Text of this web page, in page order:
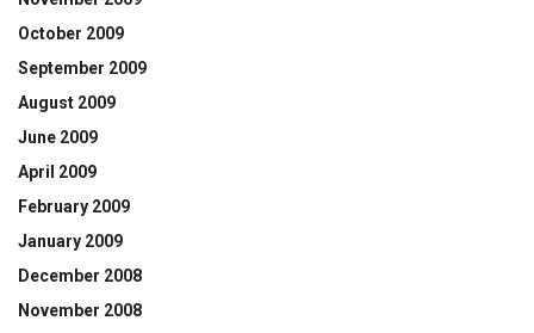
October 2009
September 2009
August 2009
June 2009
April 2009
February 2009
January 2009
December 2008
November 2008